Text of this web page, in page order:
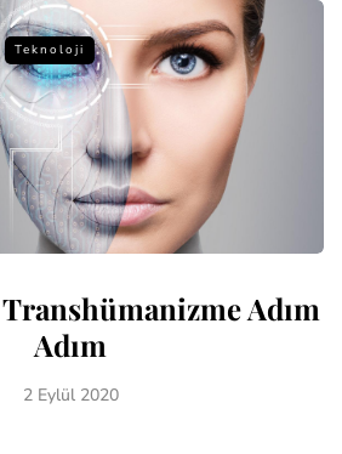
Teknoloji
Adım
Adım
2 Eylül 2020